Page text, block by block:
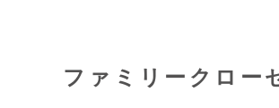
ファミリークロー